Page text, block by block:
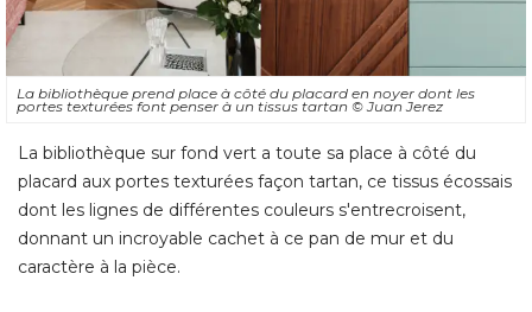
La bibliothèque prend place à côté du placard en noyer dont les
portes texturées font penser à un tissus tartan © Juan Jerez
La bibliothèque sur fond vert a toute sa place à côté du
placard aux portes texturées façon tartan, ce tissus écossais
dont les lignes de différentes couleurs s'entrecroisent,
donnant un incroyable cachet à ce pan de mur et du
caractère à la pièce.